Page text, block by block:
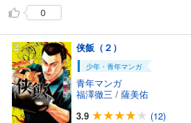
0
侠飯（２）
少年・青年マンガ
青年マンガ
福澤徹三 / 薩美佑
3.9
(12)